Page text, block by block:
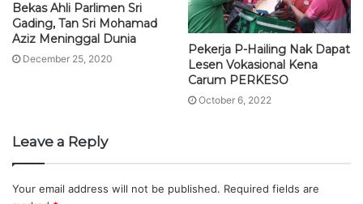
Bekas Ahli Parlimen Sri
Gading, Tan Sri Mohamad
Aziz Meninggal Dunia
December 25, 2020
Pekerja P-Hailing Nak Dapat
Lesen Vokasional Kena
Carum PERKESO
October 6, 2022
Leave a Reply
Your email address will not be published. Required fields are